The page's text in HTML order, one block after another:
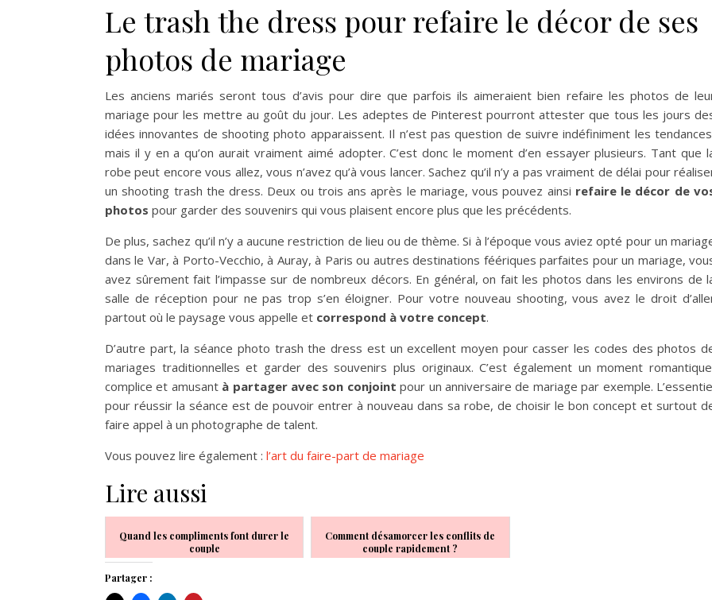
Le trash the dress pour refaire le décor de ses
photos de mariage
Les anciens mariés seront tous d’avis pour dire que parfois ils aimeraient bien refaire les photos de
mariage pour les mettre au goût du jour. Les adeptes de Pinterest pourront attester que tous les jours
idées innovantes de shooting photo apparaissent. Il n’est pas question de suivre indéfiniment les
mais il y en a qu’on aurait vraiment aimé adopter. C’est donc le moment d’en essayer plusieurs. Tant que
robe peut encore vous allez, vous n’avez qu’à vous lancer. Sachez qu’il n’y a pas vraiment de délai pour
un shooting trash the dress. Deux ou trois ans après le mariage, vous pouvez ainsi refaire le décor de
photos pour garder des souvenirs qui vous plaisent encore plus que les précédents.
De plus, sachez qu’il n’y a aucune restriction de lieu ou de thème. Si à l’époque vous aviez opté pour un
dans le Var, à Porto-Vecchio, à Auray, à Paris ou autres destinations féériques parfaites pour un mariage,
avez sûrement fait l’impasse sur de nombreux décors. En général, on fait les photos dans les environs de
salle de réception pour ne pas trop s’en éloigner. Pour votre nouveau shooting, vous avez le droit
partout où le paysage vous appelle et correspond à votre concept.
D’autre part, la séance photo trash the dress est un excellent moyen pour casser les codes des photos
mariages traditionnelles et garder des souvenirs plus originaux. C’est également un moment
complice et amusantà partager avec son conjoint pour un anniversaire de mariage par exemple.
pour réussir la séance est de pouvoir entrer à nouveau dans sa robe, de choisir le bon concept et surtout
faire appel à un photographe de talent.
Vous pouvez lire également : l’art du faire-part de mariage
Lire aussi
Quand les compliments font durer le
couple
Comment désamorcer les conflits de
couple rapidement ?
Partager :